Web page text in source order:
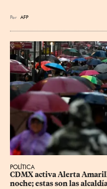
Por AFP
POLÍTICA
CDMX activa Alerta
noche; estas son las